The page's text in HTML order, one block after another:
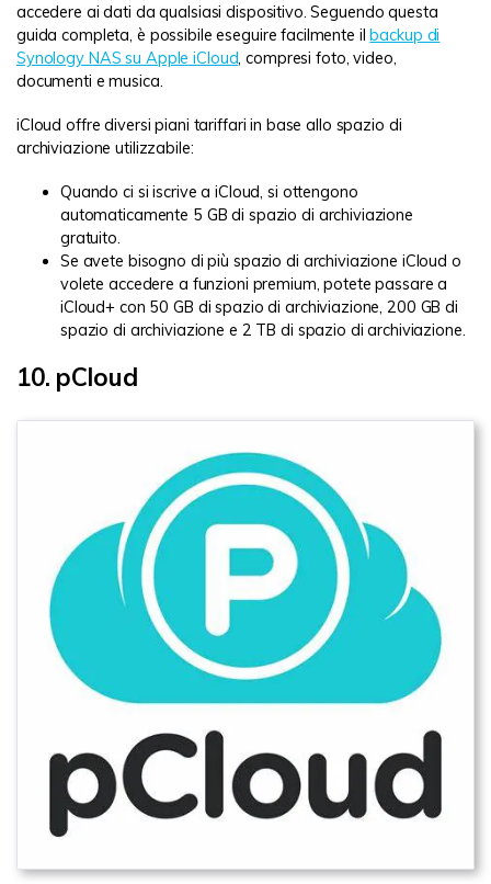
accedere ai dati da qualsiasi dispositivo. Seguendo questa
guida completa, è possibile eseguire facilmente ilbackup di
Synology NAS su Apple iCloud , compresi foto, video,
documenti e musica.
iCloud offre diversi piani tariffari in base allo spazio di
archiviazione utilizzabile:
Quando ci si iscrive a iCloud, si ottengono
automaticamente 5 GB di spazio di archiviazione
gratuito.
Se avete bisogno di più spazio di archiviazione iCloud o
volete accedere a funzioni premium, potete passare a
iCloud+ con 50 GB di spazio di archiviazione, 200 GB di
spazio di archiviazione e 2 TB di spazio di archiviazione.
10. pCloud